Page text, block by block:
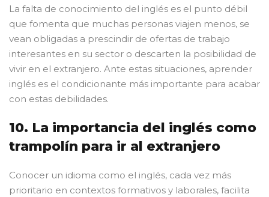
La falta de conocimiento del inglés es el punto débil
que fomenta que muchas personas viajen menos, se
vean obligadas a prescindir de ofertas de trabajo
interesantes en su sector o descarten la posibilidad de
vivir en el extranjero. Ante estas situaciones, aprender
inglés es el condicionante más importante para acabar
con estas debilidades.
10. La importancia del inglés como
trampolín para ir al extranjero
Conocer un idioma como el inglés, cada vez más
prioritario en contextos formativos y laborales, facilita